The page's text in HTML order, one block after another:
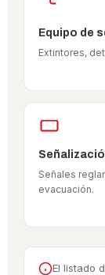
Equipo de
Extintores,
Señales
evacuación.
El listado